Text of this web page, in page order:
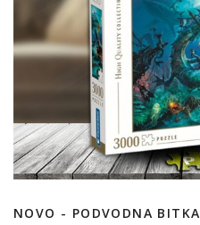
NOVO - PODVODNA BITKA